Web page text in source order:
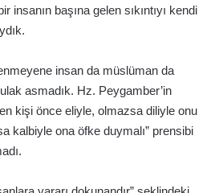
insanın başına gelen sıkıntıyı kendi
insan da müslüman da
asmadık. Hz. Peygamber’in
kişi önce eliyle, olmazsa diliyle onu
kalbiyle ona öfke duymalı” prensibi